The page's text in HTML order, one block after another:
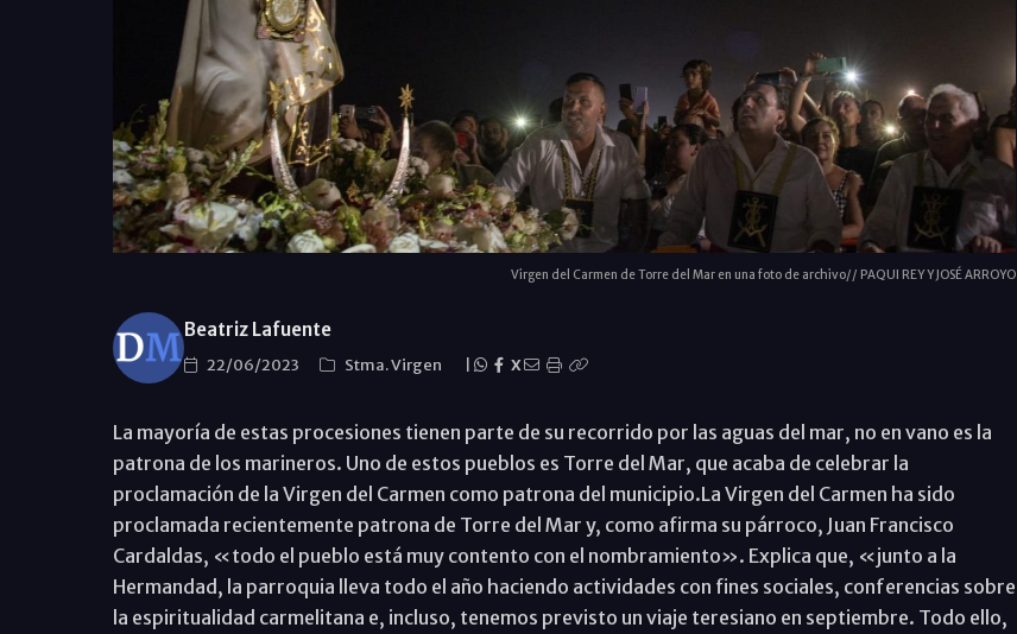
Virgen del Carmen de Torre del Mar en una foto de archivo// PAQUI REY Y JOSÉ ARROYO
Beatriz Lafuente
22/06/2023 Stma. Virgen X
La mayoría de estas procesiones tienen parte de su recorrido por las aguas del mar, no en vano es la
patrona de los marineros. Uno de estos pueblos es Torre del Mar, que acaba de celebrar la
proclamación de la Virgen del Carmen como patrona del municipio.La Virgen del Carmen ha sido
proclamada recientemente patrona de Torre del Mar y, como afirma su párroco, Juan Francisco
Cardaldas, «todo el pueblo está muy contento con el nombramiento». Explica que, «junto a la
Hermandad, la parroquia lleva todo el año haciendo actividades con fines sociales, conferencias sobre
la espiritualidad carmelitana e, incluso, tenemos previsto un viaje teresiano en septiembre. Todo ello,